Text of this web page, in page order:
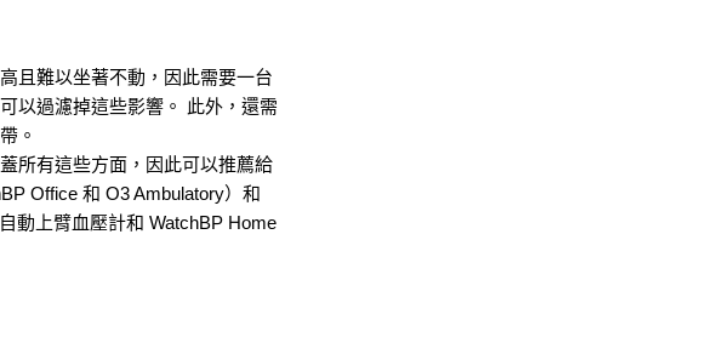
且難以坐著不動，因此需要一台
以過濾掉這些影響。 此外，還需
。
所有這些方面，因此可以推薦給
Office 和 O3 Ambulatory）和
動上臂血壓計和 WatchBP Home